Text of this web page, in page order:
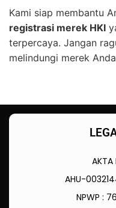
Kami siap membantu
registrasi merek HKI
terpercaya. Jangan
melindungi merek
AKTA
AHU-
NPWP :